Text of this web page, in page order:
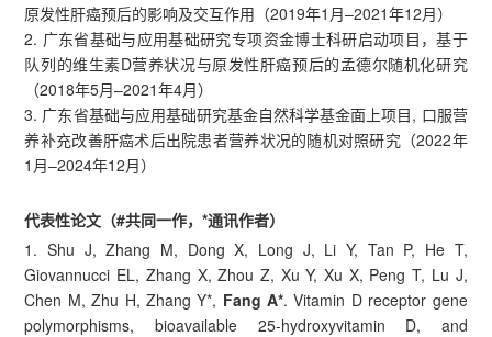
原发性肝癌预后的影响及交互作用（2019年1月–2021年12月）
2. 广东省基础与应用基础研究专项资金博士科研启动项目，基于
队列的维生素D营养状况与原发性肝癌预后的孟德尔随机化研究
（2018年5月–2021年4月）
3. 广东省基础与应用基础研究基金自然科学基金面上项目, 口服营
养补充改善肝癌术后出院患者营养状况的随机对照研究（2022年
1月–2024年12月）
代表性论文（#共同一作，*通讯作者）
1. Shu J, Zhang M, Dong X, Long J, Li Y, Tan P, He T,
Giovannucci EL, Zhang X, Zhou Z, Xu Y, Xu X, Peng T, Lu J,
Chen M, Zhu H, Zhang Y*, Fang A*. Vitamin D receptor gene
polymorphisms, bioavailable 25-hydroxyvitamin D, and